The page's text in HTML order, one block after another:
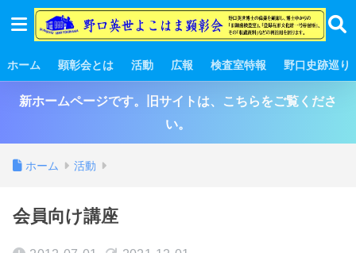
ホーム 顕彰会とは 活動 広報 検査室特報 野口史跡巡り
新ホームページです。旧サイトは、こちらをご覧くださ
い。
ホーム 活動
会員向け講座